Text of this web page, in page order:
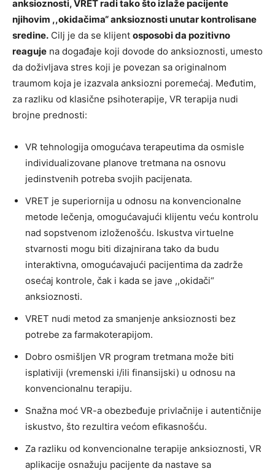
anksioznosti, VRET radi tako što izlaže pacijente
njihovim ,,okidačima“ anksioznosti unutar kontrolisane
sredine. Cilj je da se klijent osposobi da pozitivno
reaguje na događaje koji dovode do anksioznosti, umesto
da doživljava stres koji je povezan sa originalnom
traumom koja je izazvala anksiozni poremećaj. Međutim,
za razliku od klasične psihoterapije, VR terapija nudi
brojne prednosti:
VR tehnologija omogućava terapeutima da osmisle
individualizovane planove tretmana na osnovu
jedinstvenih potreba svojih pacijenata.
VRET je superiornija u odnosu na konvencionalne
metode lečenja, omogućavajući klijentu veću kontrolu
nad sopstvenom izloženošću. Iskustva virtuelne
stvarnosti mogu biti dizajnirana tako da budu
interaktivna, omogućavajući pacijentima da zadrže
osećaj kontrole, čak i kada se jave ,,okidači“
anksioznosti.
VRET nudi metod za smanjenje anksioznosti bez
potrebe za farmakoterapijom.
Dobro osmišljen VR program tretmana može biti
isplativiji (vremenski i/ili finansijski) u odnosu na
konvencionalnu terapiju.
Snažna moć VR-a obezbeđuje privlačnije i autentičnije
iskustvo, što rezultira većom efikasnošću.
Za razliku od konvencionalne terapije anksioznosti, VR
aplikacije osnažuju pacijente da nastave sa